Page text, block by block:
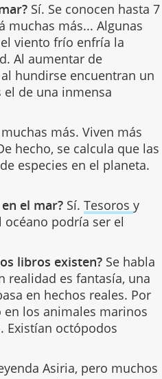
Sí. Se conocen hasta 7
muchas más... Algunas
viento frío enfría la
Al aumentar de
hundirse encuentran un
de una inmensa
muchas más. Viven más
hecho, se calcula que las
especies en el planeta.
el mar? Sí.Tesorosy
océano podría ser el
libros existen? Se habla
realidad es fantasía, una
en hechos reales. Por
los animales marinos
Existían octópodos
Asiria, pero muchos